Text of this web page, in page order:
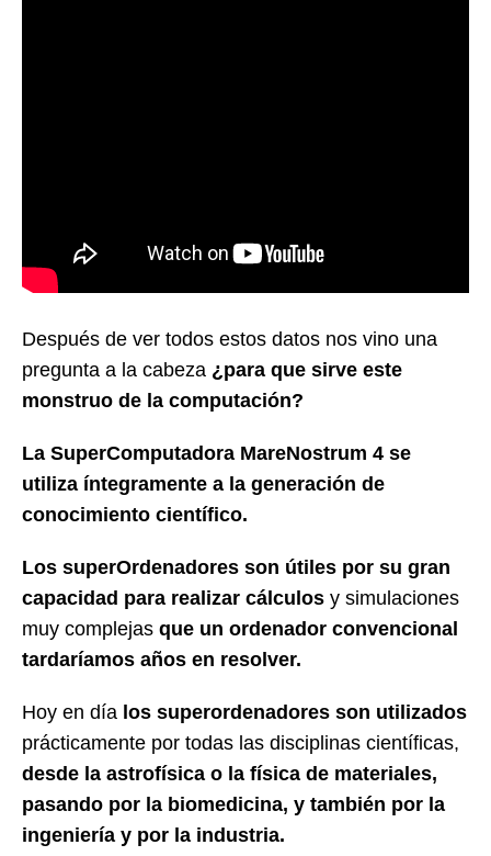
Después de ver todos estos datos nos vino una
pregunta a la cabeza ¿para que sirve este
monstruo de la computación?
La SuperComputadora MareNostrum 4 se
utiliza íntegramente a la generación de
conocimiento científico.
Los superOrdenadores son útiles por su gran
capacidad para realizar cálculos y simulaciones
muy complejas que un ordenador convencional
tardaríamos años en resolver.
Hoy en día los superordenadores son utilizados
prácticamente por todas las disciplinas científicas,
desde la astrofísica o la física de materiales,
pasando por la biomedicina, y también por la
ingeniería y por la industria.